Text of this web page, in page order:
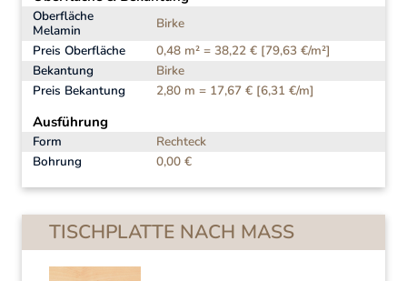
Oberfläche
Melamin
Birke
Preis Oberfläche
0,48 m² = 38,22 € [79,63 €/m²]
Bekantung
Birke
Preis Bekantung
2,80 m = 17,67 € [6,31 €/m]
Ausführung
Form
Rechteck
Bohrung
0,00 €
TISCHPLATTE NACH MASS